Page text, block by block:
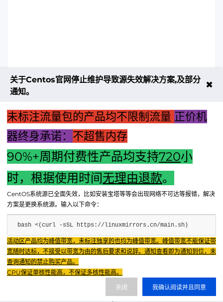
化、环保化生产引领行业变革。
下一篇：富士变频器主机自整定：自动化性能优化的关键步骤
Fenxun Tech 飞讯科技旗下云平台，相关服务主体：
重庆飞讯科技有限公司|中国电信股份有限公司荣昌分公司 提供网络服务 |
重庆飞讯科技有限公司|酷盾 提供CDN服务
渝ICP备2024034038号-1
渝公网安备50022602000851号
渝ICP证2024034038号 |
|
关于Centos官网停止维护导致源失效解决方案,及部分
通知。
✖
未标注流量包的产品均不限制流量 正价机
器终身承诺： 不超售内存
90%+周期付费性产品均支持720小
时，根据使用时间无理由退款。
CentOS系统源已全面失效，比如安装宝塔等等会出现网络不可达等报错，解决
方案是更换系统源。输入以下命令：
bash <(curl -sSL https://linuxmirrors.cn/main.sh)
活动区产品均为峰值带宽，未标注独享的也均为峰值带宽。峰值带宽不能保证带
宽随时达标，不接受以带宽为由的售后要求和说辞。通知查看即为通知到位，未
查询通知的禁止购买产品。
CPU保证单核性能高，不保证多核性能高。
我确认阅读并且同意
关闭